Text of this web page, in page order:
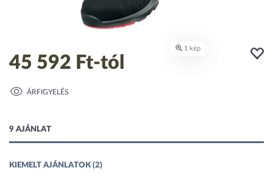
45 592 Ft-tól
ÁRFIGYELÉS
9 AJÁNLAT
KIEMELT AJÁNLATOK (2)